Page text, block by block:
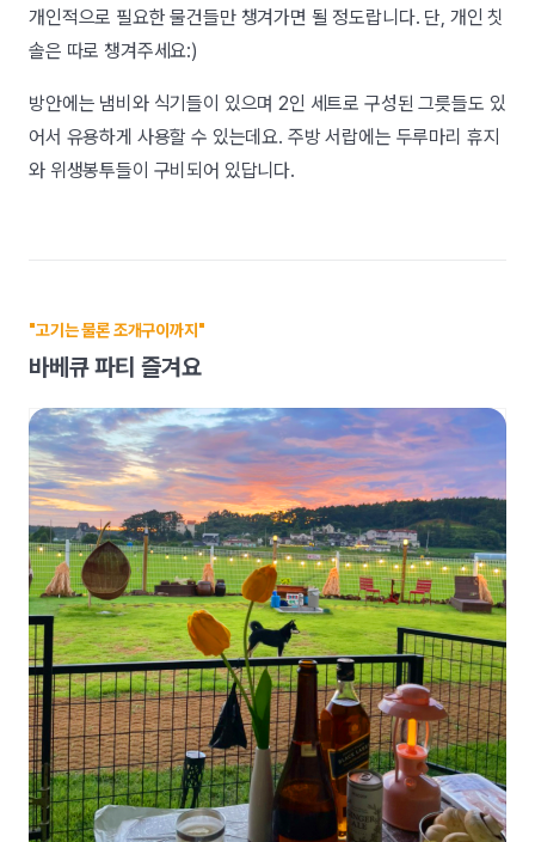
개인적으로 필요한 물건들만 챙겨가면 될 정도랍니다. 단, 개인 칫
솔은 따로 챙겨주세요:)
방안에는 냄비와 식기들이 있으며 2인 세트로 구성된 그릇들도 있
어서 유용하게 사용할 수 있는데요. 주방 서랍에는 두루마리 휴지
와 위생봉투들이 구비되어 있답니다.
"고기는 물론 조개구이까지"
바베큐 파티 즐겨요